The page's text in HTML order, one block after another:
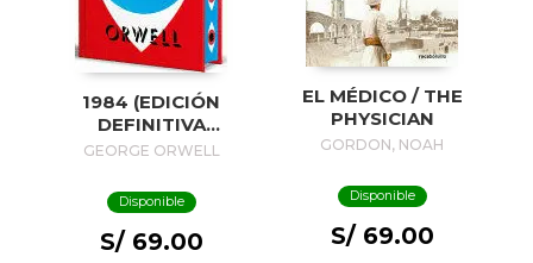
1984 (EDICIÓN
DEFINITIVA
AVALADA POR THE
(EDICIÓN ESPECIAL
LIMITADA CON
CANTOS
GEORGE ORWELL
Disponible
S/ 69.00
EL MÉDICO / THE
PHYSICIAN
GORDON, NOAH
Disponible
S/ 69.00